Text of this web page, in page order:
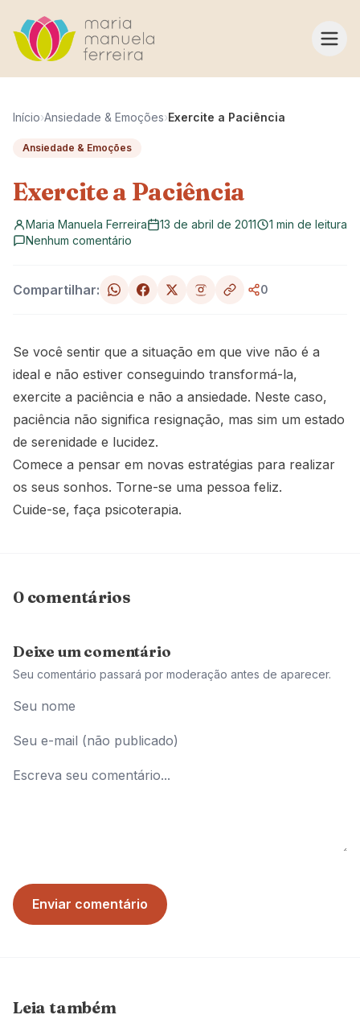
Início›Ansiedade & Emoções›Exercite a Paciência
Ansiedade & Emoções
Exercite a Paciência
Maria Manuela Ferreira 13 de abril de 2011
1 min de leitura
Nenhum comentário
Compartilhar: 0
Se você sentir que a situação em que vive não é a
ideal e não estiver conseguindo transformá-la,
exercite a paciência e não a ansiedade. Neste caso,
paciência não significa resignação, mas sim um estado
de serenidade e lucidez.
Comece a pensar em novas estratégias para realizar
os seus sonhos. Torne-se uma pessoa feliz.
Cuide-se, faça psicoterapia.
0 comentários
Deixe um comentário
Seu comentário passará por moderação antes de aparecer.
Enviar comentário
Leia também